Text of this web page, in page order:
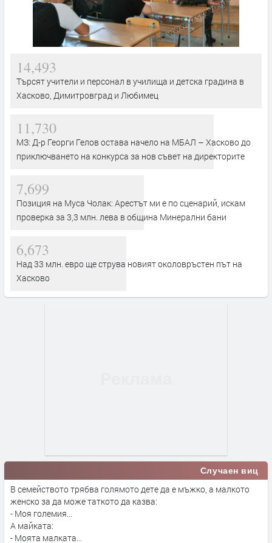
14,493
Търсят учители и персонал в училища и детска градина в
Хасково, Димитровград и Любимец
11,730
МЗ: Д-р Георги Гелов остава начело на МБАЛ – Хасково до
приключването на конкурса за нов съвет на директорите
7,699
Позиция на Муса Чолак: Арестът ми е по сценарий, искам
проверка за 3,3 млн. лева в община Минерални бани
6,673
Над 33 млн. евро ще струва новият околовръстен път на
Хасково
Случаен виц
В семейството трябва голямото дете да е мъжко, а малкото
женско за да може таткото да казва:
- Моя големия...
А майката:
- Моята малката...